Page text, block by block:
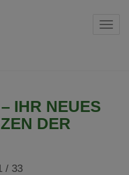
IHR NEUES
DER
/ 33